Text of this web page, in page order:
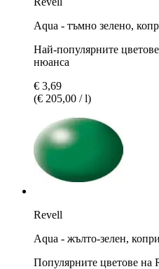
Aqua - тъмно зелено,
Най-популярните
нюанса
€ 3,69
(€ 205,00 / l)
Revell
Aqua - жълто-зелен,
Популярните цветове на